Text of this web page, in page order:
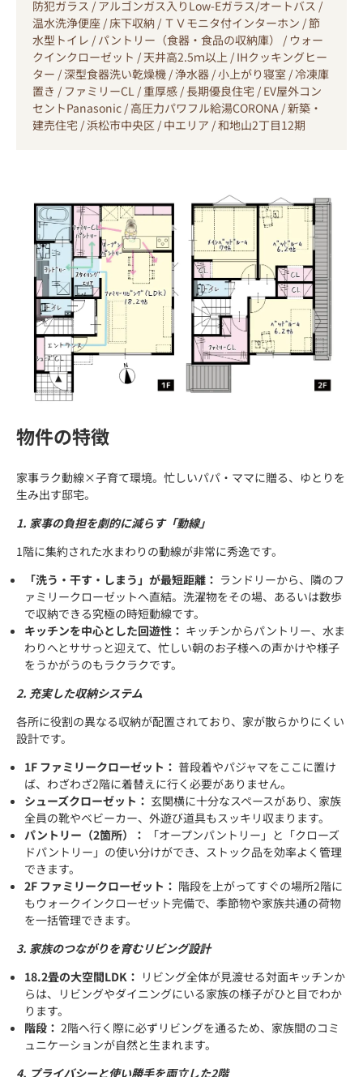
防犯ガラス / アルゴンガス入りLow-Eガラス/オートバス /
温水洗浄便座 / 床下収納 / ＴＶモニタ付インターホン / 節
水型トイレ / パントリー（食器・食品の収納庫） / ウォー
クインクローゼット / 天井高2.5ｍ以上 / IHクッキングヒー
ター / 深型食器洗い乾燥機 / 浄水器 / 小上がり寝室 / 冷凍庫
置き / ファミリーCL / 重厚感 / 長期優良住宅 / EV屋外コン
セントPanasonic / 高圧力パワフル給湯CORONA / 新築・
建売住宅 / 浜松市中央区 / 中エリア / 和地山2丁目12期
物件の特徴
家事ラク動線×子育て環境。忙しいパパ・ママに贈る、ゆとりを
生み出す邸宅。
1. 家事の負担を劇的に減らす「動線」
1階に集約された水まわりの動線が非常に秀逸です。
「洗う・干す・しまう」が最短距離： ランドリーから、隣のフ
ァミリークローゼットへ直結。洗濯物をその場、あるいは数歩
で収納できる究極の時短動線です。
キッチンを中心とした回遊性： キッチンからパントリー、水ま
わりへとササっと迎えて、忙しい朝のお子様への声かけや様子
をうかがうのもラクラクです。
2. 充実した収納システム
各所に役割の異なる収納が配置されており、家が散らかりにくい
設計です。
1F ファミリークローゼット： 普段着やパジャマをここに置け
ば、わざわざ2階に着替えに行く必要がありません。
シューズクローゼット： 玄関横に十分なスペースがあり、家族
全員の靴やベビーカー、外遊び道具もスッキリ収まります。
パントリー（2箇所）：
「オープンパントリー」と「クローズ
ドパントリー」の使い分けができ、ストック品を効率よく管理
できます。
2F ファミリークローゼット： 階段を上がってすぐの場所2階に
もウォークインクローゼット完備で、季節物や家族共通の荷物
を一括管理できます。
3. 家族のつながりを育むリビング設計
18.2畳の大空間LDK： リビング全体が見渡せる対面キッチンか
らは、リビングやダイニングにいる家族の様子がひと目でわか
ります。
階段： 2階へ行く際に必ずリビングを通るため、家族間のコミ
ュニケーションが自然と生まれます。
4. プライバシーと使い勝手を両立した2階